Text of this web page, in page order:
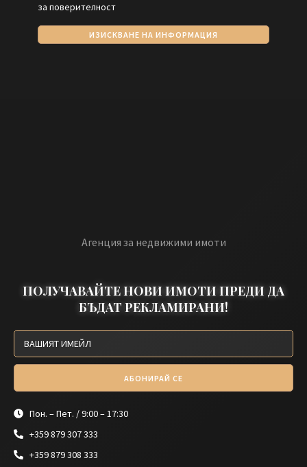
за поверителност
ИЗИСКВАНЕ НА ИНФОРМАЦИЯ
Агенция за недвижими имоти
ПОЛУЧАВАЙТЕ НОВИ ИМОТИ ПРЕДИ ДА
БЪДАТ РЕКЛАМИРАНИ!
АБОНИРАЙ СЕ
Пон. – Пет. / 9:00 – 17:30
+359 879 307 333
+359 879 308 333